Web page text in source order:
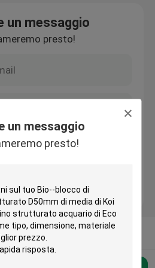
un messaggio
presto!
un messaggio
presto!
STATI UNITI